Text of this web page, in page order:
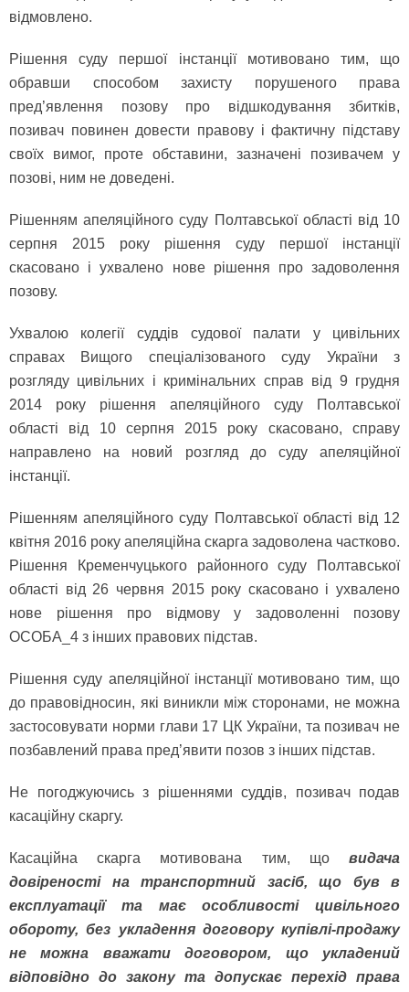
відмовлено.
Рішення суду першої інстанції мотивовано тим, що
обравши способом захисту порушеного права
пред’явлення позову про відшкодування збитків,
позивач повинен довести правову і фактичну підставу
своїх вимог, проте обставини, зазначені позивачем у
позові, ним не доведені.
Рішенням апеляційного суду Полтавської області від 10
серпня 2015 року рішення суду першої інстанції
скасовано і ухвалено нове рішення про задоволення
позову.
Ухвалою колегії суддів судової палати у цивільних
справах Вищого спеціалізованого суду України з
розгляду цивільних і кримінальних справ від 9 грудня
2014 року рішення апеляційного суду Полтавської
області від 10 серпня 2015 року скасовано, справу
направлено на новий розгляд до суду апеляційної
інстанції.
Рішенням апеляційного суду Полтавської області від 12
квітня 2016 року апеляційна скарга задоволена частково.
Рішення Кременчуцького районного суду Полтавської
області від 26 червня 2015 року скасовано і ухвалено
нове рішення про відмову у задоволенні позову
ОСОБА_4 з інших правових підстав.
Рішення суду апеляційної інстанції мотивовано тим, що
до правовідносин, які виникли між сторонами, не можна
застосовувати норми глави 17 ЦК України, та позивач не
позбавлений права пред’явити позов з інших підстав.
Не погоджуючись з рішеннями суддів, позивач подав
касаційну скаргу.
Касаційна скарга мотивована тим, що видача
довіреності на транспортний засіб, що був в
експлуатації та має особливості цивільного
обороту, без укладення договору купівлі-продажу
не можна вважати договором, що укладений
відповідно до закону та допускає перехід права